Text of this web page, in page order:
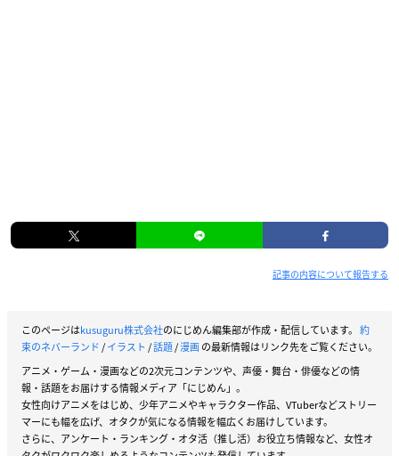
記事の内容について報告する
このページはkusuguru株式会社のにじめん編集部が作成・配信しています。 約
束のネバーランド/イラスト /話題/漫画の最新情報はリンク先をご覧ください。
アニメ・ゲーム・漫画などの2次元コンテンツや、声優・舞台・俳優などの情
報・話題をお届けする情報メディア「にじめん」。
女性向けアニメをはじめ、少年アニメやキャラクター作品、VTuberなどストリー
マーにも幅を広げ、オタクが気になる情報を幅広くお届けしています。
さらに、アンケート・ランキング・オタ活（推し活）お役立ち情報など、女性オ